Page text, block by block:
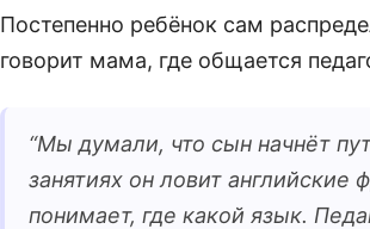
Постепенно ребёнок сам
говорит мама, где общается
“Мы думали, что сын начнёт
занятиях он ловит английские
понимает, где какой язык.